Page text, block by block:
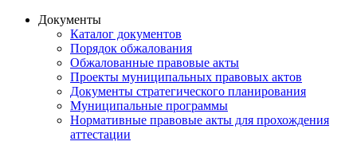
Документы
Каталог документов
Порядок обжалования
Обжалованные правовые акты
Проекты муниципальных правовых актов
Документы стратегического планирования
Муниципальные программы
Нормативные правовые акты для прохождения
аттестации